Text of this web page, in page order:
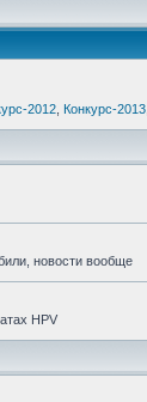
2012 Конкурс-2013
новости вообще
HPV